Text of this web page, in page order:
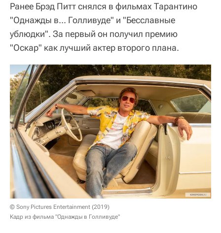
Ранее Брэд Питт снялся в фильмах Тарантино
"Однажды в... Голливуде" и "Бесславные
ублюдки". За первый он получил премию
"Оскар" как лучший актер второго плана.
© Sony Pictures Entertainment (2019)
Кадр из фильма "Однажды в Голливуде"